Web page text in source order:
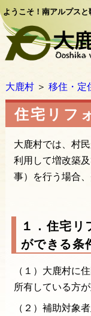
ようこそ！南アルプス
大鹿村 ＞ 移住・定
住宅リフ
大鹿村では、村
利用して増改築
事）を行う場合
１．住宅
ができる条
（１）大鹿村に
所有している方が
（２）補助対象